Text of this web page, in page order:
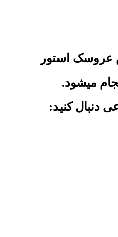
استور
میشود.
دنبال کنید: